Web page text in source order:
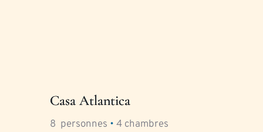
Casa Atlantica
8
  personnes
• 4 chambres